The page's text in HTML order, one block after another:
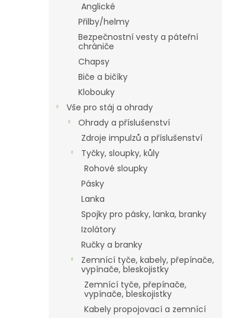
Anglické
Přilby/helmy
Bezpečnostní vesty a páteřní
chrániče
Chapsy
Biče a bičíky
Klobouky
Vše pro stáj a ohrady
Ohrady a příslušenství
Zdroje impulzů a příslušenství
Tyčky, sloupky, kůly
Rohové sloupky
Pásky
Lanka
Spojky pro pásky, lanka, branky
Izolátory
Ručky a branky
Zemnící tyče, kabely, přepínače,
vypínače, bleskojistky
Zemnící tyče, přepínače,
vypínače, bleskojistky
Kabely propojovací a zemnící